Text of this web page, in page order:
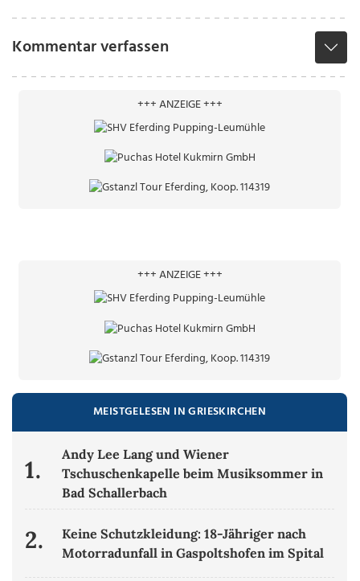
Kommentar verfassen
+++ ANZEIGE +++
+++ ANZEIGE +++
MEISTGELESEN IN GRIESKIRCHEN
1.
Andy Lee Lang und Wiener
Tschuschenkapelle beim Musiksommer in
Bad Schallerbach
2.
Keine Schutzkleidung: 18-Jähriger nach
Motorradunfall in Gaspoltshofen im Spital